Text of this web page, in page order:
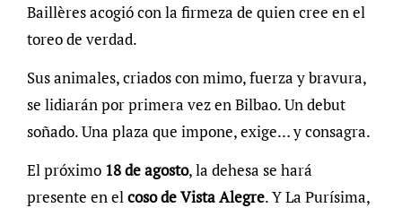
Baillères acogió con la firmeza de quien cree en el
toreo de verdad.
Sus animales, criados con mimo, fuerza y bravura,
se lidiarán por primera vez en Bilbao. Un debut
soñado. Una plaza que impone, exige… y consagra.
El próximo 18 de agosto, la dehesa se hará
presente en elcoso de Vista Alegre. Y La Purísima,